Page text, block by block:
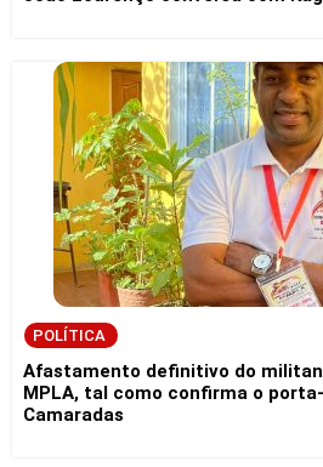
POLÍTICA
Afastamento definitivo do
MPLA, tal como confirma o
Camaradas